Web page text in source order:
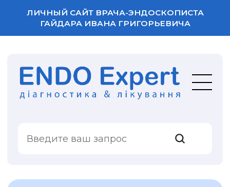
ЛИЧНЫЙ САЙТ ВРАЧА-ЭНДОСКОПИСТА
ГАЙДАРА ИВАНА ГРИГОРЬЕВИЧА
УСЛУГИ